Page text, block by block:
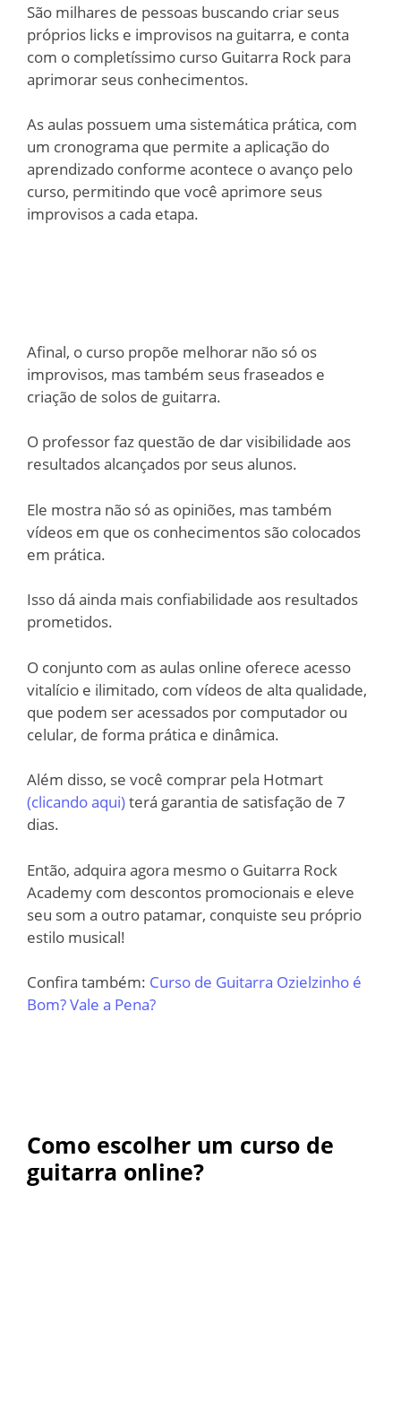
São milhares de pessoas buscando criar seus
próprios licks e improvisos na guitarra, e conta
com o completíssimo curso Guitarra Rock para
aprimorar seus conhecimentos.
As aulas possuem uma sistemática prática, com
um cronograma que permite a aplicação do
aprendizado conforme acontece o avanço pelo
curso, permitindo que você aprimore seus
improvisos a cada etapa.
Afinal, o curso propõe melhorar não só os
improvisos, mas também seus fraseados e
criação de solos de guitarra.
O professor faz questão de dar visibilidade aos
resultados alcançados por seus alunos.
Ele mostra não só as opiniões, mas também
vídeos em que os conhecimentos são colocados
em prática.
Isso dá ainda mais confiabilidade aos resultados
prometidos.
O conjunto com as aulas online oferece acesso
vitalício e ilimitado, com vídeos de alta qualidade,
que podem ser acessados por computador ou
celular, de forma prática e dinâmica.
Além disso, se você comprar pela Hotmart
(clicando aqui)terá garantia de satisfação de 7
dias.
Então, adquira agora mesmo o Guitarra Rock
Academy com descontos promocionais e eleve
seu som a outro patamar, conquiste seu próprio
estilo musical!
Confira também: Curso de Guitarra Ozielzinho é
Bom? Vale a Pena?
Como escolher um curso de
guitarra online?